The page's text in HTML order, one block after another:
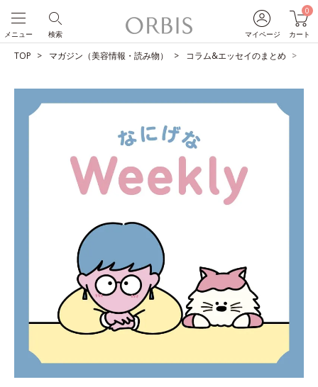
マイページ
0
カート
検索
メニュー
TOP マガジン（美容情報・読み物） コラム&エッセイのまとめ